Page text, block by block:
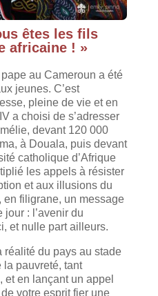
êtes les fils
africaine ! »
au Cameroun a été
jeunes. C’est
pleine de vie et en
a choisi de s’adresser
devant 120 000
à Douala, puis devant
catholique d’Afrique
les appels à résister
et aux illusions du
en filigrane, un message
jour : l’avenir du
et nulle part ailleurs.
réalité du pays au stade
la pauvreté, tant
en lançant un appel
votre esprit fier une